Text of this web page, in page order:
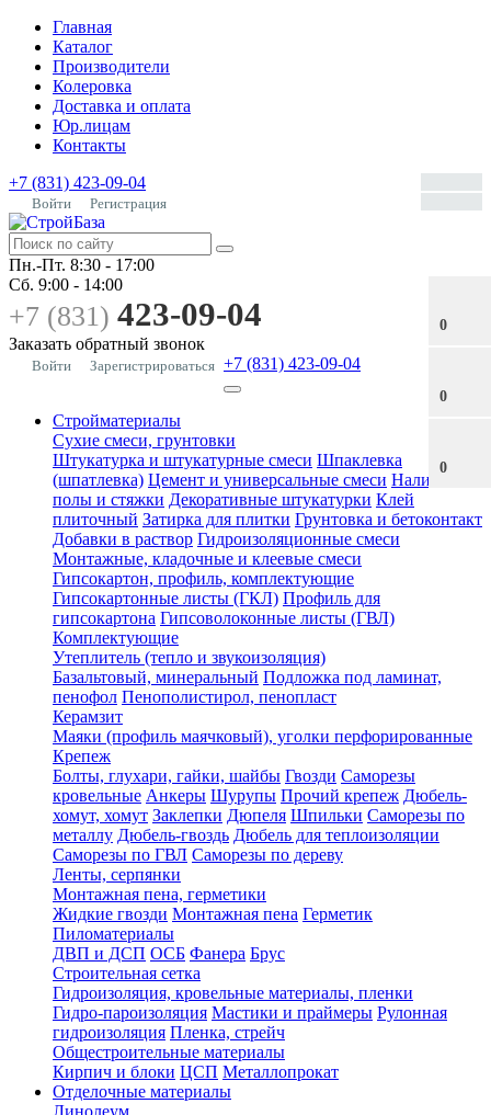
Главная
Каталог
Производители
Колеровка
Доставка и оплата
Юр.лицам
Контакты
0
0
0
+7 (831) 423-09-04
Войти Регистрация
Пн.-Пт. 8:30 - 17:00
Сб. 9:00 - 14:00
+7 (831) 423-09-04
Заказать обратный звонок
Войти Зарегистрироваться +7 (831) 423-09-04
Стройматериалы
Сухие смеси, грунтовки
Штукатурка и штукатурные смеси Шпаклевка
(шпатлевка) Цемент и универсальные смеси Наливные
полы и стяжки Декоративные штукатурки Клей
плиточный Затирка для плитки Грунтовка и бетоконтакт
Добавки в раствор Гидроизоляционные смеси
Монтажные, кладочные и клеевые смеси
Гипсокартон, профиль, комплектующие
Гипсокартонные листы (ГКЛ) Профиль для
гипсокартона Гипсоволоконные листы (ГВЛ)
Комплектующие
Утеплитель (тепло и звукоизоляция)
Базальтовый, минеральный Подложка под ламинат,
пенофол Пенополистирол, пенопласт
Керамзит
Маяки (профиль маячковый), уголки перфорированные
Крепеж
Болты, глухари, гайки, шайбы Гвозди Саморезы
кровельные Анкеры Шурупы Прочий крепеж Дюбель-
хомут, хомут Заклепки Дюпеля Шпильки Саморезы по
металлу Дюбель-гвоздь Дюбель для теплоизоляции
Саморезы по ГВЛ Саморезы по дереву
Ленты, серпянки
Монтажная пена, герметики
Жидкие гвозди Монтажная пена Герметик
Пиломатериалы
ДВП и ДСП ОСБ Фанера Брус
Строительная сетка
Гидроизоляция, кровельные материалы, пленки
Гидро-пароизоляция Мастики и праймеры Рулонная
гидроизоляция Пленка, стрейч
Общестроительные материалы
Кирпич и блоки ЦСП Металлопрокат
Отделочные материалы